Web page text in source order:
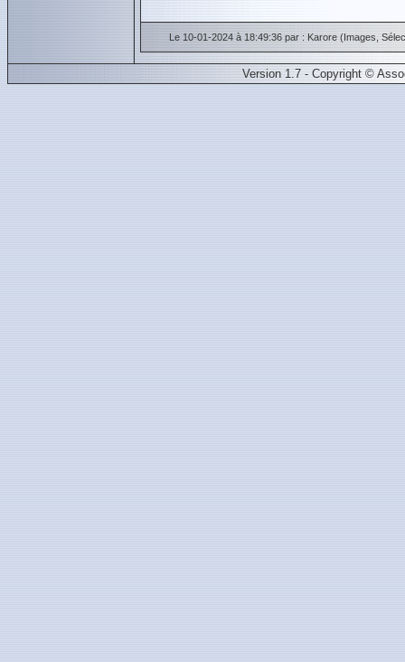
Le 10-01-2024 à 18:49:36 par : Karore (Images,
Version 1.7 - Copyright ©